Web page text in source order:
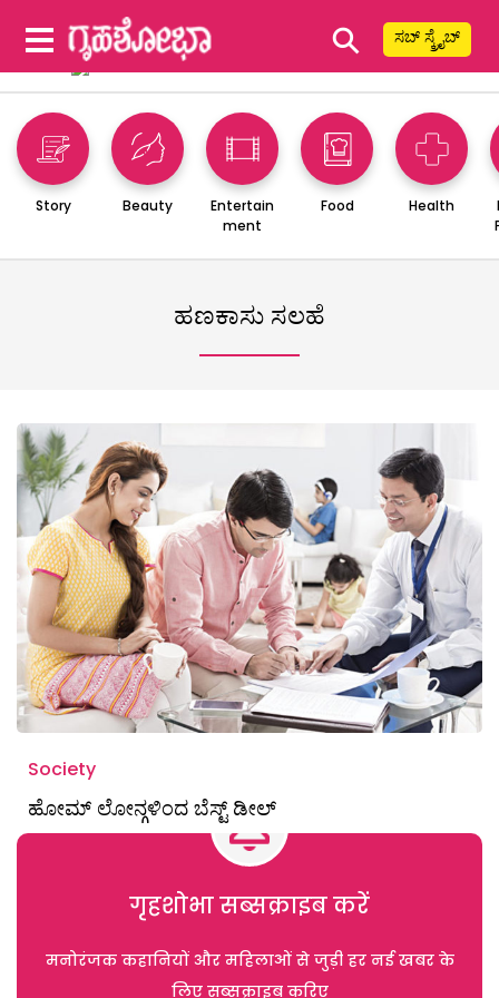
⚲ ಸಬ್ ಸ್ಕ್ರೈಬ್
Story Beauty
Entertain
ment
Food Health
ಹಣಕಾಸು ಸಲಹೆ
Society
ಹೋಮ್ ಲೋನ್ಗಳಿಂದ ಬೆಸ್ಟ್ ಡೀಲ್
गृहशोभा सब्सक्राइब करें
मनोरंजक कहानियों और महिलाओं से जुड़ी हर नई खबर के
लिए सब्सक्राइब करिए